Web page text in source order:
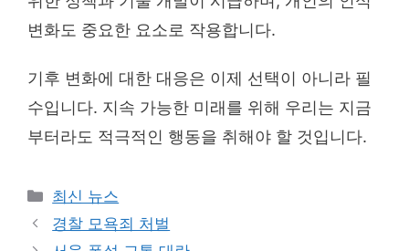
변화도 중요한 요소로 작용합니다.
기후 변화에 대한 대응은 이제 선택이 아니라 필
수입니다. 지속 가능한 미래를 위해 우리는 지금
부터라도 적극적인 행동을 취해야 할 것입니다.
Categories
최신 뉴스
경찰 모욕죄 처벌